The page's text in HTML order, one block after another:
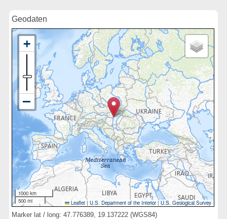
Geodaten
1000 km
500 mi
Leaflet | U.S. Department of the Interior|U.S. Geological Survey
Marker lat / long: 47.776389, 19.137222 (WGS84)